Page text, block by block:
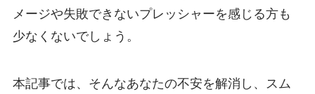
メージや失敗できないプレッシャーを感じる方も
少なくないでしょう。
本記事では、そんなあなたの不安を解消し、スム